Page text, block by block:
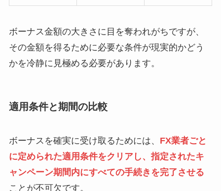
ボーナス金額の大きさに目を奪われがちですが、
その金額を得るために必要な条件が現実的かどう
かを冷静に見極める必要があります。
適用条件と期間の比較
ボーナスを確実に受け取るためには、 FX業者ごと
に定められた適用条件をクリアし、指定されたキ
ャンペーン期間内にすべての手続きを完了させる
ことが不可欠です。